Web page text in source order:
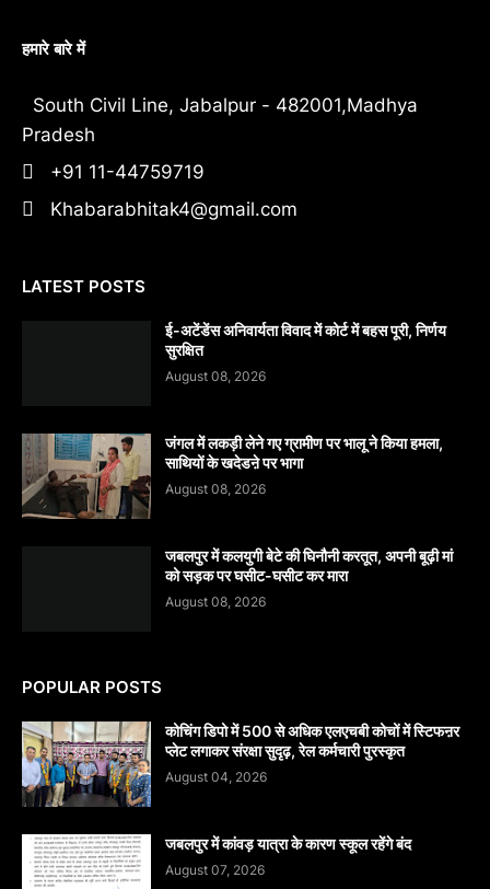
हमारे बारे में
South Civil Line, Jabalpur - 482001,Madhya
Pradesh
+91 11-44759719
Khabarabhitak4@gmail.com
LATEST POSTS
​ई-अटेंडेंस अनिवार्यता विवाद में कोर्ट में बहस पूरी, निर्णय
सुरक्षित
August 08, 2026
जंगल में लकड़ी लेने गए ग्रामीण पर भालू ने किया हमला,
साथियों के खदेडऩे पर भागा
August 08, 2026
जबलपुर में कलयुगी बेटे की घिनौनी करतूत, अपनी बूढ़ी मां
को सड़क पर घसीट-घसीट कर मारा
August 08, 2026
POPULAR POSTS
कोचिंग डिपो में 500 से अधिक एलएचबी कोचों में स्टिफऩर
प्लेट लगाकर संरक्षा सुदृढ़, रेल कर्मचारी पुरस्कृत
August 04, 2026
जबलपुर में कांवड़ यात्रा के कारण स्कूल रहेंगे बंद
August 07, 2026